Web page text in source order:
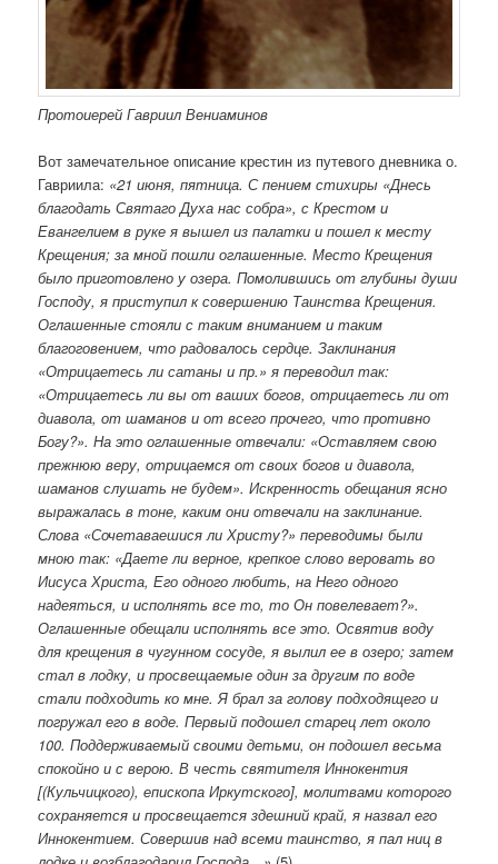
Протоиерей Гавриил Вениаминов
Вот замечательное описание крестин из путевого дневника о.
Гавриила: «21 июня, пятница. С пением стихиры «Днесь
благодать Святаго Духа нас собра», с Крестом и
Евангелием в руке я вышел из палатки и пошел к месту
Крещения; за мной пошли оглашенные. Место Крещения
было приготовлено у озера. Помолившись от глубины души
Господу, я приступил к совершению Таинства Крещения.
Оглашенные стояли с таким вниманием и таким
благоговением, что радовалось сердце. Заклинания
«Отрицаетесь ли сатаны и пр.» я переводил так:
«Отрицаетесь ли вы от ваших богов, отрицаетесь ли от
диавола, от шаманов и от всего прочего, что противно
Богу?». На это оглашенные отвечали: «Оставляем свою
прежнюю веру, отрицаемся от своих богов и диавола,
шаманов слушать не будем». Искренность обещания ясно
выражалась в тоне, каким они отвечали на заклинание.
Слова «Сочетаваешися ли Христу?» переводимы были
мною так: «Даете ли верное, крепкое слово веровать во
Иисуса Христа, Его одного любить, на Него одного
надеяться, и исполнять все то, то Он повелевает?».
Оглашенные обещали исполнять все это. Освятив воду
для крещения в чугунном сосуде, я вылил ее в озеро; затем
стал в лодку, и просвещаемые один за другим по воде
стали подходить ко мне. Я брал за голову подходящего и
погружал его в воде. Первый подошел старец лет около
100. Поддерживаемый своими детьми, он подошел весьма
спокойно и с верою. В честь святителя Иннокентия
[(Кульчицкого), епископа Иркутского], молитвами которого
сохраняется и просвещается здешний край, я назвал его
Иннокентием. Совершив над всеми таинство, я пал ниц в